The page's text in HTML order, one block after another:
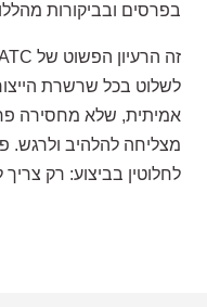
בפרסים ובביקורות
לשלוט בכל שרשרת
אמיתית, שלא מחסירה
מצליחה להלהיב ולרגש.
לחלוטין בביצוע: רק